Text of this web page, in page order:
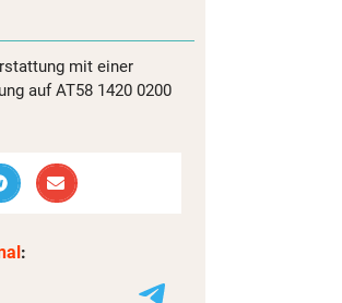
mit einer
auf AT58 1420 0200
: